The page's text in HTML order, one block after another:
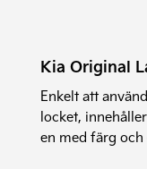
Kia Original
Enkelt att
locket,
en med färg